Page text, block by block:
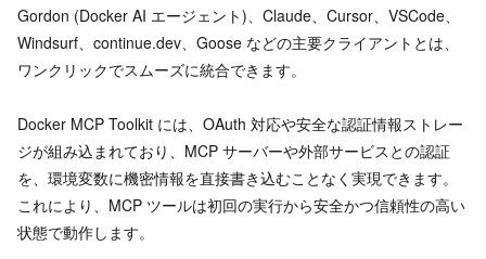
Gordon (Docker AI エージェント)、Claude、Cursor、VSCode、
Windsurf、continue.dev、Goose などの主要クライアントとは、
ワンクリックでスムーズに統合できます。
Docker MCP Toolkit には、OAuth 対応や安全な認証情報ストレー
ジが組み込まれており、MCP サーバーや外部サービスとの認証
を、環境変数に機密情報を直接書き込むことなく実現できます。
これにより、MCP ツールは初回の実行から安全かつ信頼性の高い
状態で動作します。